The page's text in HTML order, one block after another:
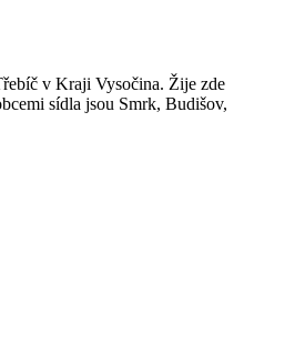
v Kraji Vysočina. Žije zde
sídla jsou Smrk, Budišov,